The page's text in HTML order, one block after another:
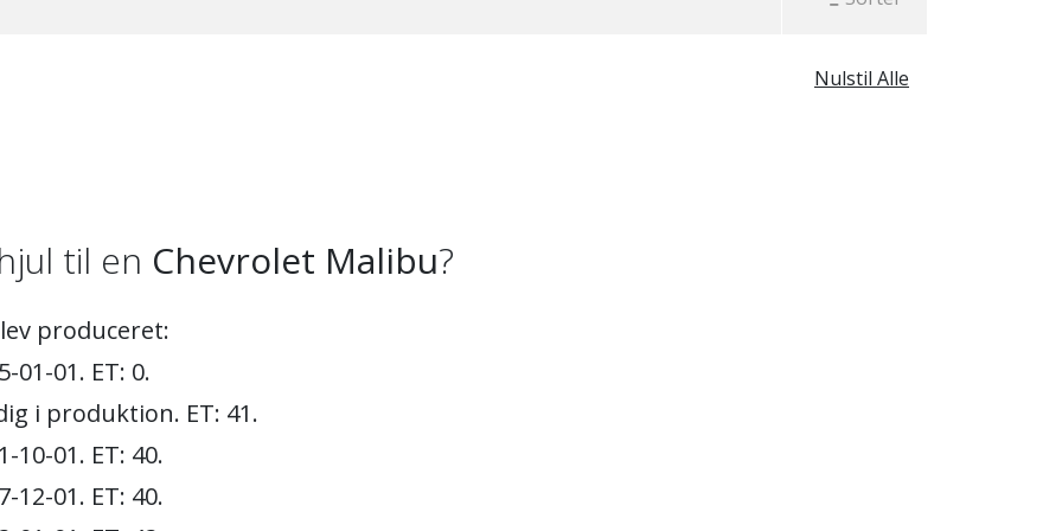
Nulstil Alle
til en Chevrolet Malibu?
produceret:
01-01. ET: 0.
i produktion. ET: 41.
10-01. ET: 40.
12-01. ET: 40.